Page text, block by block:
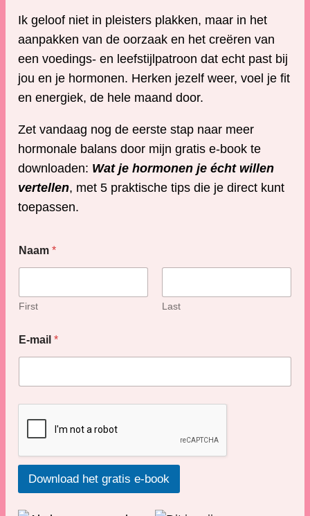
Ik geloof niet in pleisters plakken, maar in het
aanpakken van de oorzaak en het creëren van
een voedings- en leefstijlpatroon dat echt past bij
jou en je hormonen. Herken jezelf weer, voel je fit
en energiek, de hele maand door.
Zet vandaag nog de eerste stap naar meer
hormonale balans door mijn gratis e-book te
downloaden: Wat je hormonen je écht willen
vertellen, met 5 praktische tips die je direct kunt
toepassen.
a
a
-
i
l
-
Naam *
First Last
E-mail *
Download het gratis e-book